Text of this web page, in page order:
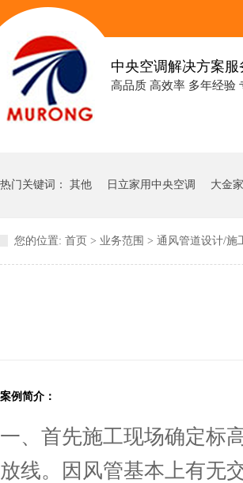
中央空调解决方案服
高品质 高效率 多年经验
热门关键词： 其他 日立家用中央空调 大金
您的位置: 首页 > 业务范围 > 通风管道设计/施
案例简介：
一、首先施工现场确定标
放线。因风管基本上有无